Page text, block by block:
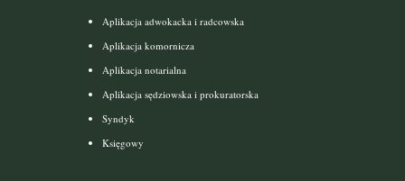
Aplikacja adwokacka i radcowska
Aplikacja komornicza
Aplikacja notarialna
Aplikacja sędziowska i prokuratorska
Syndyk
Księgowy